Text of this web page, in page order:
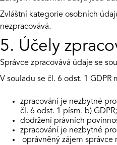
Zvláštní kategorie osobních
nezpracovává.
5. Účely
Správce zpracovává údaje se
V souladu se čl. 6 odst. 1
zpracování je nezbytné
čl. 6 odst. 1 písm. b) GDPR;
dodržení právních
zpracování je nezbytné
oprávněný zájem správce